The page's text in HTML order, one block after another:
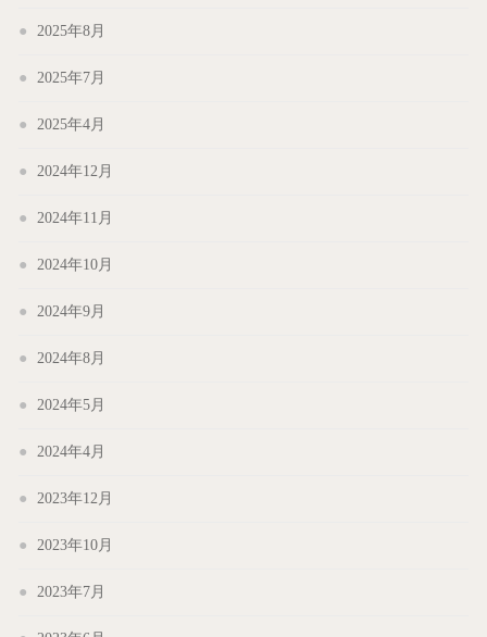
2025年8月
2025年7月
2025年4月
2024年12月
2024年11月
2024年10月
2024年9月
2024年8月
2024年5月
2024年4月
2023年12月
2023年10月
2023年7月